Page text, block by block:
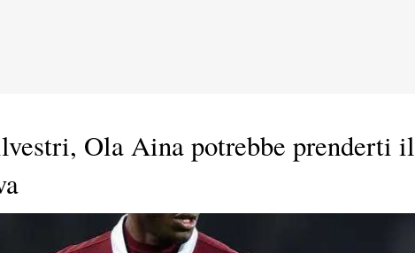
Ola Aina potrebbe prenderti il